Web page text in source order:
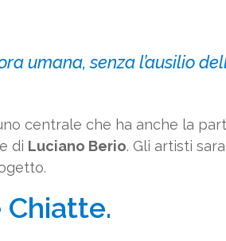
umana, senza l’ausilio
centrale che ha anche la
di Luciano Berio. Gli artisti
Chiatte.